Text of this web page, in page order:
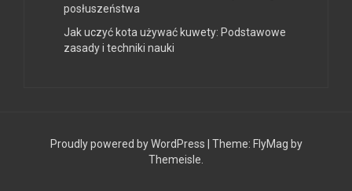
posłuszeństwa
Jak uczyć kota używać kuwety: Podstawowe
zasady i techniki nauki
Proudly powered by WordPress Theme: FlyMag by
Themeisle.